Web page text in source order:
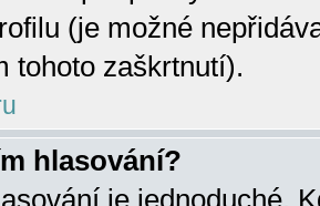
(je možné
tohoto zaškrtnutí).
hlasování?
je jednoduché.